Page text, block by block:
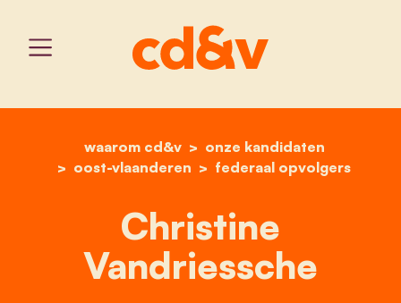
home
waarom cd&v
onze kandidaten
oost-vlaanderen
federaal opvolgers
christine vandriessche
Christine
Vandriessche